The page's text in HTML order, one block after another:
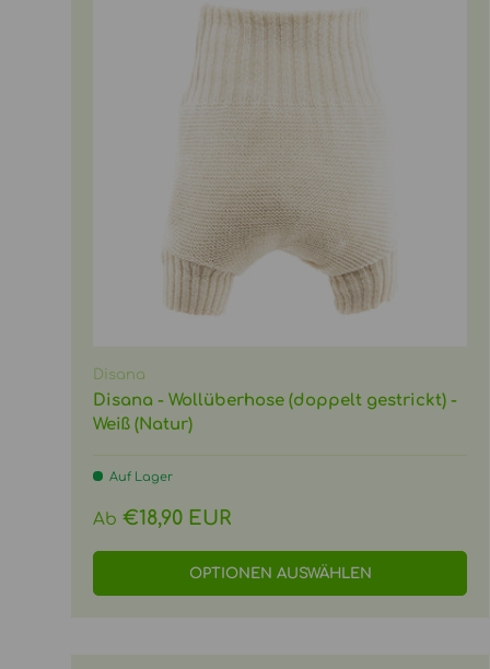
Disana
Disana - Wollüberhose (doppelt gestrickt) -
Weiß (Natur)
Auf Lager
Normaler Preis
Ab €18,90 EUR
OPTIONEN AUSWÄHLEN